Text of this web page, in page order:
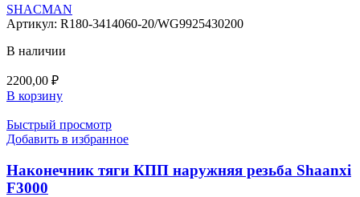
SHACMAN
Артикул: R180-3414060-20/WG9925430200
В наличии
2200,00 ₽
В корзину
Быстрый просмотр
Добавить в избранное
Наконечник тяги КПП наружняя резьба Shaanxi
F3000